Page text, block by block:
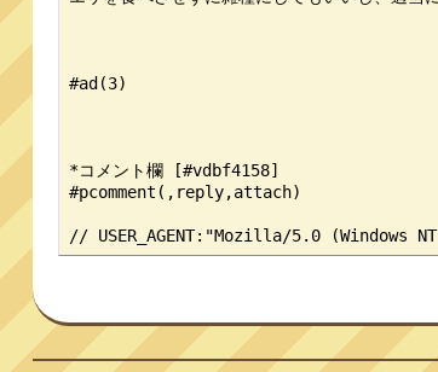
#ad(3)
*コメント欄 [#vdbf4158]
#pcomment(,reply,attach)